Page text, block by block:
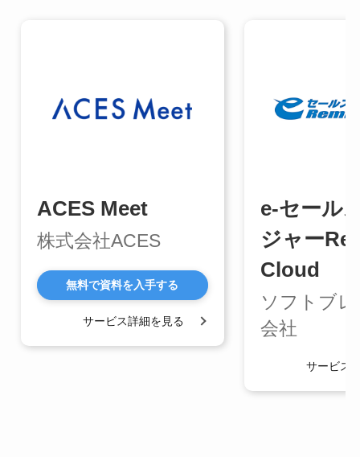
ACES Meet
株式会社ACES
無料で資料を入手する
サービス詳細を見る
e-セール
ジャー
Cloud
ソフトブ
会社
サービス